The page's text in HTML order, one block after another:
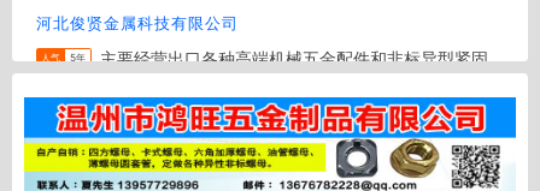
河北俊贤金属科技有限公司
人气 5年
主要经营出口各种高端机械五金配件和非标异型紧固
备，管道，风能配件，铁路配件，工具等精密紧固件领域
地区:邢台 电话:18331987733